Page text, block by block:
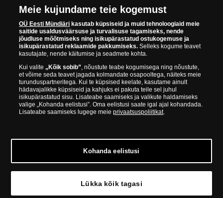
OÜ Eesti Mündiäri on maailma tuntumate rahapajade
kollektsioonimüntide ja -medalite levitaja Eestis. OÜ Eesti Mündiäri
kuulub ettevõttele "Samlerhuset Group“.
Euroopa ühel suuremal mündilevitajate grupil "Samlerhuset
Group" on allüksused 14 Euroopa riigis. Ettevõtete grupile kuulub
Norra vanim, endine riiklik rahapaja, mis tegutseb alates 1686.
aastast. Norra mündikoda valmistab mõningaid ametlikke Norra ja
teiste riikide münte ning vermib igal aastal ka Nobeli rahupreemia
medaleid.
OÜ Eesti Mündiäri spetsialistid täiendavad pidevalt oma teadmisi,
Meie kujundame teie kogemust
OÜ Eesti Mündiäri kasutab küpsiseid ja muid tehnoloogiaid meie
saitide usaldusväärsuse ja turvalisuse tagamiseks, nende
jõudluse mõõtmiseks ning isikupärastatud ostukogemuse ja
isikupärastatud reklaamide pakkumiseks. Selleks kogume teavet
kasutajate, nende käitumise ja seadmete kohta.
Kui valite „Kõik sobib”, nõustute teabe kogumisega ning nõustute,
et võime seda teavet jagada kolmandate osapooltega, näiteks meie
turunduspartneritega. Kui te küpsised keelate, kasutame ainult
hädavajalikke küpsiseid ja kahjuks ei pakuta teile sel juhul
isikupärastatud sisu. Lisateabe saamiseks ja valikute haldamiseks
valige „Kohanda eelistusi”. Oma eelistusi saate igal ajal kohandada.
Lisateabe saamiseks lugege meieprivaatsuspoliitikat.
Kohanda eelistusi
Lükka kõik tagasi